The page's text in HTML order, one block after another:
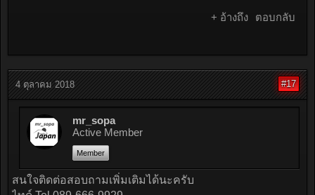
+ อ้างถึง ตอบกลับ
4 ตุลาคม 2018 #17
mr_sopa
Active Member
Member
สนใจติดต่อสอบถามเพิ่มเติมได้นะครับ